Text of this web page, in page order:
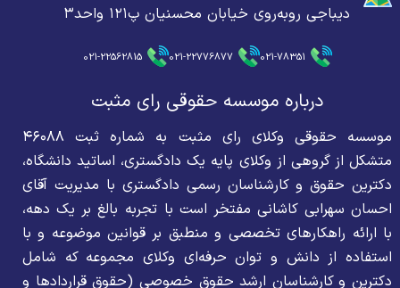
دیباجی روبه‌روی خیابان محسنیان پ۱۲۱ واحد۳
021-78351
021-22776877
021-22562815
درباره موسسه حقوقی رای مثبت
موسسه حقوقی وکلای رای مثبت به شماره ثبت ۴۶۰۸۸
متشکل از گروهی از وکلای پایه یک دادگستری، اساتید دانشگاه،
دکترین حقوق و کارشناسان رسمی دادگستری با مدیریت آقای
احسان سهرابی کاشانی مفتخر است با تجربه بالغ بر یک دهه،
با ارائه راهکارهای تخصصی و منطبق بر قوانین موضوعه و با
استفاده از دانش و توان حرفه‌ای وکلای مجموعه که شامل
دکترین و کارشناسان ارشد حقوق خصوصی (حقوق قراردادها و